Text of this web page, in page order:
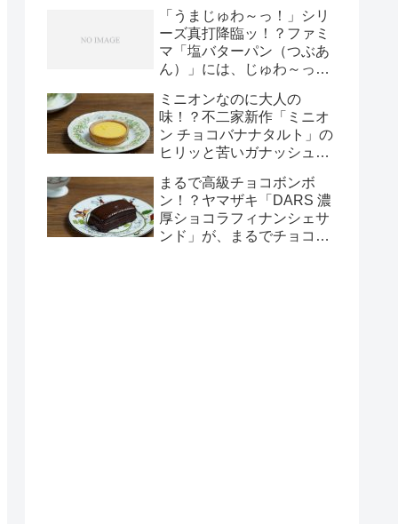
「うまじゅわ～っ！」シリ
ーズ真打降臨ッ！？ファミ
マ「塩バターパン（つぶあ
ん）」には、じゅわ～っと
た！
ミニオンなのに大人の
味！？不二家新作「ミニオ
ン チョコバナナタルト」の
ヒリッと苦いガナッシュが
まるで高級チョコボンボ
ン！？ヤマザキ「DARS 濃
厚ショコラフィナンシェサ
ンド」が、まるでチョコそ